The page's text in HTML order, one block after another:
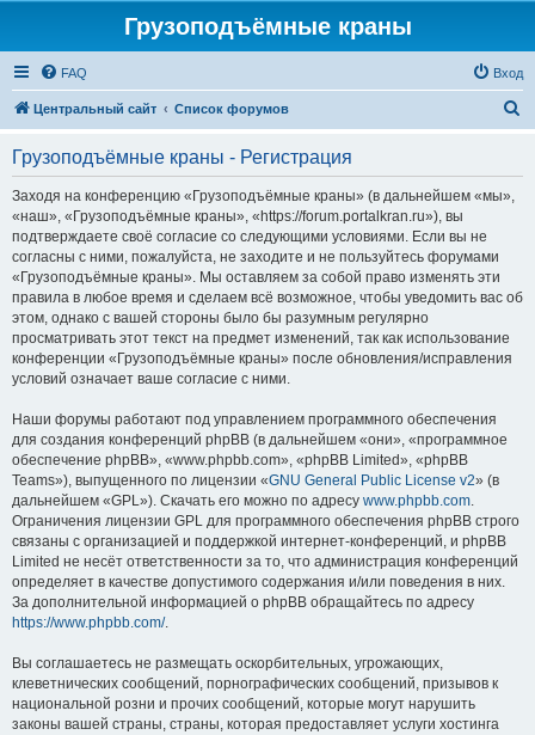
Грузоподъёмные краны
FAQ Вход
Центральный сайт Список форумов
Грузоподъёмные краны - Регистрация
Заходя на конференцию «Грузоподъёмные краны» (в дальнейшем «мы»,
«наш», «Грузоподъёмные краны», «https://forum.portalkran.ru»), вы
подтверждаете своё согласие со следующими условиями. Если вы не
согласны с ними, пожалуйста, не заходите и не пользуйтесь форумами
«Грузоподъёмные краны». Мы оставляем за собой право изменять эти
правила в любое время и сделаем всё возможное, чтобы уведомить вас об
этом, однако с вашей стороны было бы разумным регулярно
просматривать этот текст на предмет изменений, так как использование
конференции «Грузоподъёмные краны» после обновления/исправления
условий означает ваше согласие с ними.
Наши форумы работают под управлением программного обеспечения
для создания конференций phpBB (в дальнейшем «они», «программное
обеспечение phpBB», «www.phpbb.com», «phpBB Limited», «phpBB
Teams»), выпущенного по лицензии «GNU General Public License v2» (в
дальнейшем «GPL»). Скачать его можно по адресу www.phpbb.com.
Ограничения лицензии GPL для программного обеспечения phpBB строго
связаны с организацией и поддержкой интернет-конференций, и phpBB
Limited не несёт ответственности за то, что администрация конференций
определяет в качестве допустимого содержания и/или поведения в них.
За дополнительной информацией о phpBB обращайтесь по адресу
https://www.phpbb.com/.
Вы соглашаетесь не размещать оскорбительных, угрожающих,
клеветнических сообщений, порнографических сообщений, призывов к
национальной розни и прочих сообщений, которые могут нарушить
законы вашей страны, страны, которая предоставляет услуги хостинга